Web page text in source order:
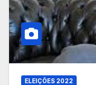
ELEIÇÕES 2022